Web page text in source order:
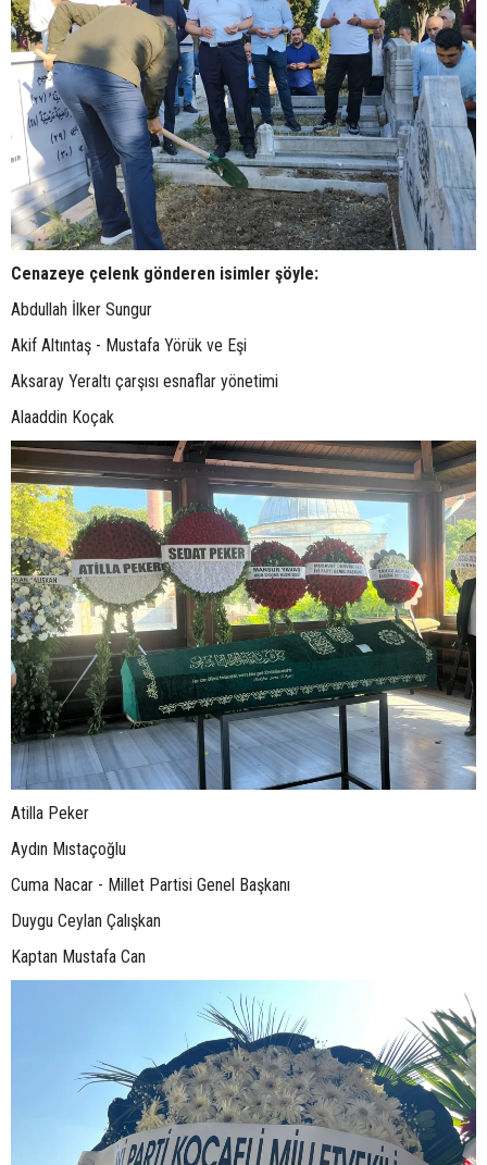
Cenazeye çelenk gönderen isimler şöyle:
Abdullah İlker Sungur
Akif Altıntaş - Mustafa Yörük ve Eşi
Aksaray Yeraltı çarşısı esnaflar yönetimi
Alaaddin Koçak
Atilla Peker
Aydın Mıstaçoğlu
Cuma Nacar - Millet Partisi Genel Başkanı
Duygu Ceylan Çalışkan
Kaptan Mustafa Can